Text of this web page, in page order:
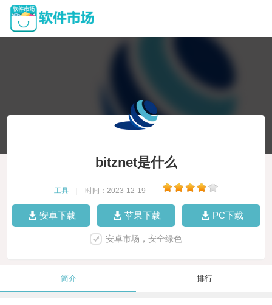
bitznet是什么
工具 时间：2023-12-19
安卓下载 苹果下载 PC下载
安卓市场，安全绿色
简介 排行